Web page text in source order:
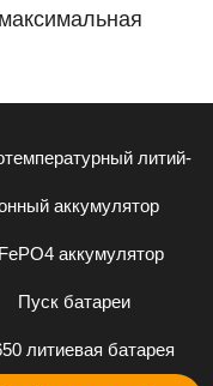
литий-
аккумулятор
аккумулятор
Пуск батареи
литиевая батарея